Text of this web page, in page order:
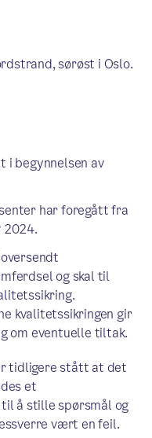
sørøst i Oslo.
begynnelsen av
har foregått fra
og skal til
kvalitetssikringen gir
om eventuelle tiltak.
tidligere stått at det
et
å stille spørsmål og
vært en feil.